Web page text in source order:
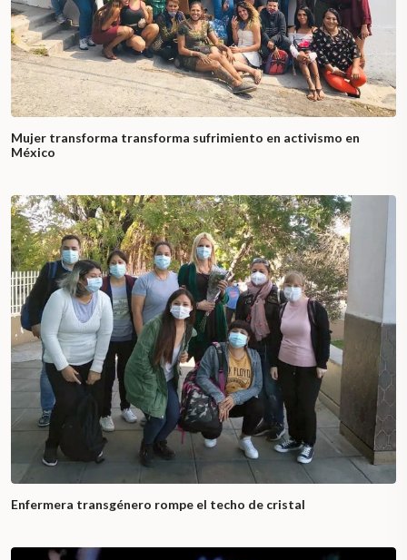
Mujer transforma transforma sufrimiento en activismo en
México
Enfermera transgénero rompe el techo de cristal